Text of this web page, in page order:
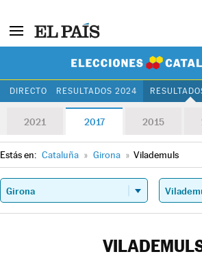
DIRECTO RESULTADOS 2024
2021 2017 2015
Estás en: Cataluña » Girona » Vilademuls